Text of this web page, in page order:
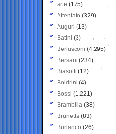
arte (175)
Attentato (329)
Auguri (13)
Batini (3)
Berlusconi (4.295)
Bersani (234)
Biasotti (12)
Boldrini (4)
Bossi (1.221)
Brambilla (38)
Brunetta (83)
Burlando (26)